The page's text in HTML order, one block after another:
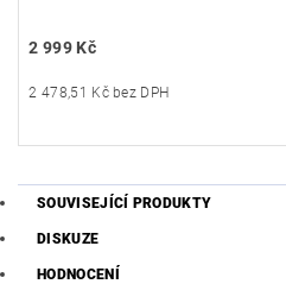
2 999 Kč
2 478,51 Kč bez DPH
SOUVISEJÍCÍ PRODUKTY
DISKUZE
HODNOCENÍ